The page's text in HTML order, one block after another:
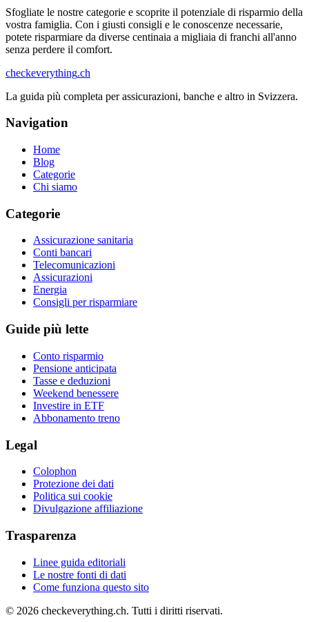
Sfogliate le nostre categorie e scoprite il potenziale di risparmio della
vostra famiglia. Con i giusti consigli e le conoscenze necessarie,
potete risparmiare da diverse centinaia a migliaia di franchi all'anno
senza perdere il comfort.
checkeverything.ch
La guida più completa per assicurazioni, banche e altro in Svizzera.
Navigation
Home
Blog
Categorie
Chi siamo
Categorie
Assicurazione sanitaria
Conti bancari
Telecomunicazioni
Assicurazioni
Energia
Consigli per risparmiare
Guide più lette
Conto risparmio
Pensione anticipata
Tasse e deduzioni
Weekend benessere
Investire in ETF
Abbonamento treno
Legal
Colophon
Protezione dei dati
Politica sui cookie
Divulgazione affiliazione
Trasparenza
Linee guida editoriali
Le nostre fonti di dati
Come funziona questo sito
© 2026 checkeverything.ch. Tutti i diritti riservati.